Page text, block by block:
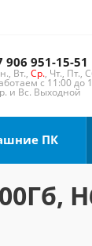
906 951-15-51
Вт., Ср., Чт., Пт.,
с 11:00 до
и Вс. Выходной
ПК